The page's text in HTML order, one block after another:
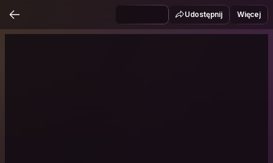
Udostępnij Więcej